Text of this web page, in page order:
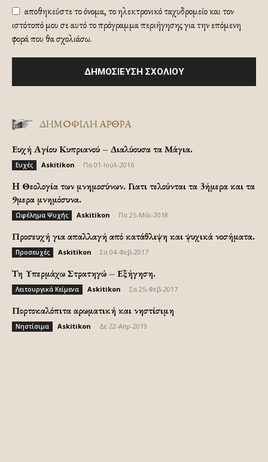
αποθηκεύστε το όνομα, το ηλεκτρονικό ταχυδρομείο και τον
ιστότοπό μου σε αυτό το πρόγραμμα περιήγησης για την επόμενη
φορά που θα σχολιάσω.
ΔΗΜΟΦΙΛΗ ΑΡΘΡΑ
Ευχή Αγίου Κυπριανού – Διαλύουσα τα Μάγια.
Ευχές Askitikon Πα 01-Ιούλ-2016
H Θεολογία των μνημοσύνων. Γιατι τελούνται τα 3ήμερα και τα
9μερα μνημόσυνα.
Ωφέλημα Ψυχής Askitikon Πα 25-Μάι-2018
Προσευχή για απαλλαγή από κατάθλιψη και ψυχικά νοσήματα.
Προσευχές Askitikon Σα 04-Φεβ-2017
Τη Υπερμάχω Στρατηγώ – Εξήγηση.
Λειτουργικά Κείμενα Askitikon Σα 25-Φεβ-2017
Πορτοκαλόπιτα αρωματική και νηστίσιμη
Νηστίσιμα Askitikon Δε 22-Απρ-2019